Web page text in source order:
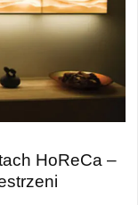
HoReCa –